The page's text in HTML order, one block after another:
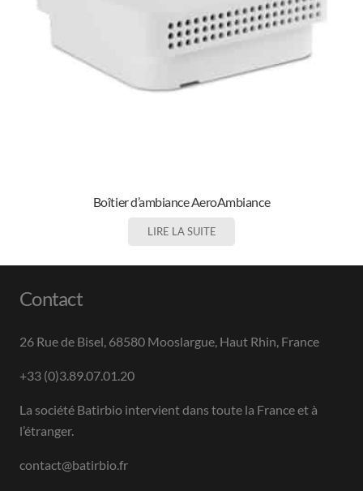
Boîtier d’ambiance AeroAmbiance
LIRE LA SUITE
Contact
26 Rue de Bisel, 68580 Mooslargue, Haut Rhin, France
+33 (0)3.89.07.01.20
La société Batirbio intervient dans toute la France et à
l’étranger.
contact@batirbio.fr